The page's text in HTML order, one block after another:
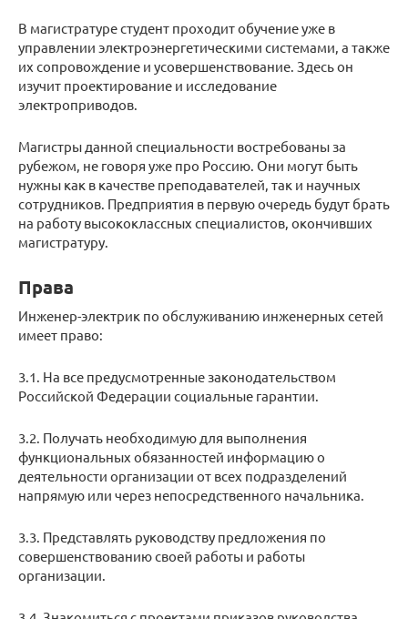
В магистратуре студент проходит обучение уже в
управлении электроэнергетическими системами, а также
их сопровождение и усовершенствование. Здесь он
изучит проектирование и исследование
электроприводов.
Магистры данной специальности востребованы за
рубежом, не говоря уже про Россию. Они могут быть
нужны как в качестве преподавателей, так и научных
сотрудников. Предприятия в первую очередь будут брать
на работу высококлассных специалистов, окончивших
магистратуру.
Права
Инженер-электрик по обслуживанию инженерных сетей
имеет право:
3.1. На все предусмотренные законодательством
Российской Федерации социальные гарантии.
3.2. Получать необходимую для выполнения
функциональных обязанностей информацию о
деятельности организации от всех подразделений
напрямую или через непосредственного начальника.
3.3. Представлять руководству предложения по
совершенствованию своей работы и работы
организации.